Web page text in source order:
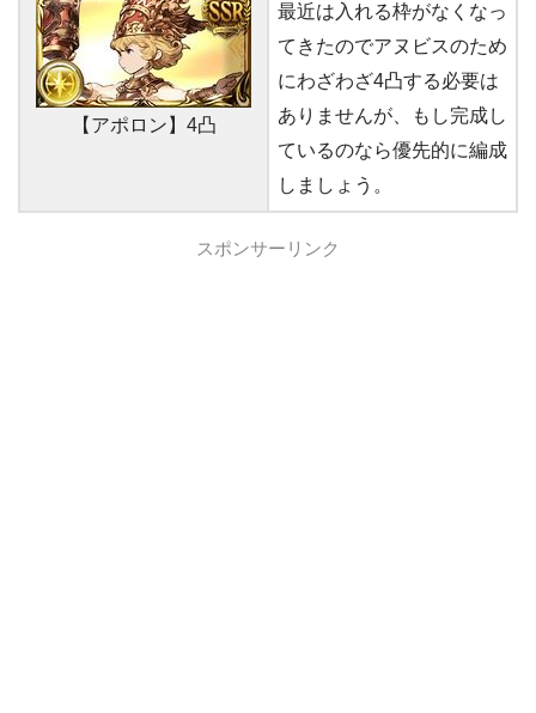
【アポロン】4凸
最近は入れる枠がなくなっ
てきたのでアヌビスのため
にわざわざ4凸する必要は
ありませんが、もし完成し
ているのなら優先的に編成
しましょう。
スポンサーリンク